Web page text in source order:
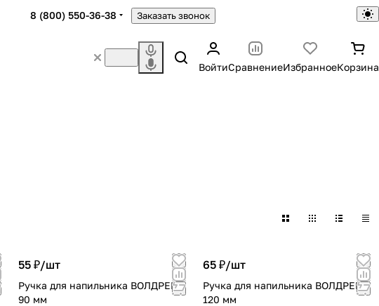
8 (800) 550-36-38 Заказать звонок
ВойтиСравнениеИзбранноеКорзина
55 ₽/шт
Ручка для напильника ВОЛДРЕВЪ
90 мм
65 ₽/шт
Ручка для напильника ВОЛДРЕВЪ
120 мм